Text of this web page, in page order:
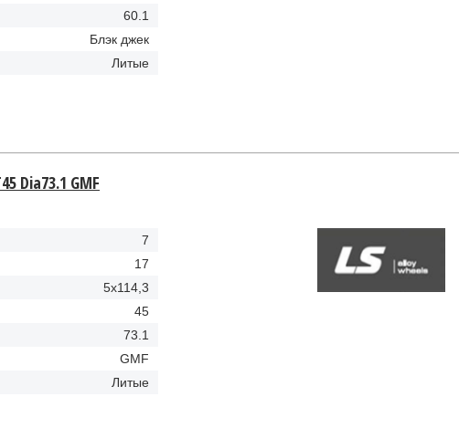
60.1
Блэк джек
Литые
Dia73.1 GMF
7
17
5x114,3
45
73.1
GMF
Литые